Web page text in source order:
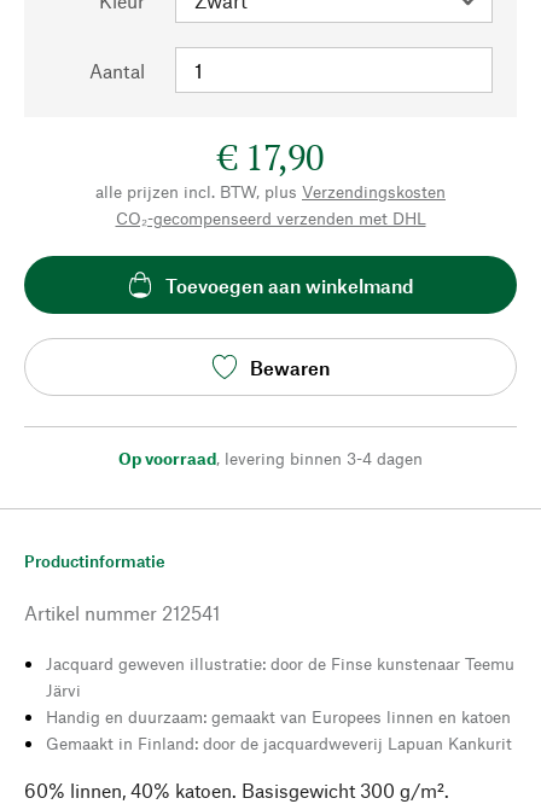
Aantal
€ 17,90
alle prijzen incl. BTW, plus Verzendingskosten
CO₂-gecompenseerd verzenden met DHL
Toevoegen aan winkelmand
Bewaren
Op voorraad, levering binnen 3-4 dagen
Productinformatie
Artikel nummer 212541
Jacquard geweven illustratie: door de Finse kunstenaar Teemu
Järvi
Handig en duurzaam: gemaakt van Europees linnen en katoen
Gemaakt in Finland: door de jacquardweverij Lapuan Kankurit
60% linnen, 40% katoen. Basisgewicht 300 g/m².